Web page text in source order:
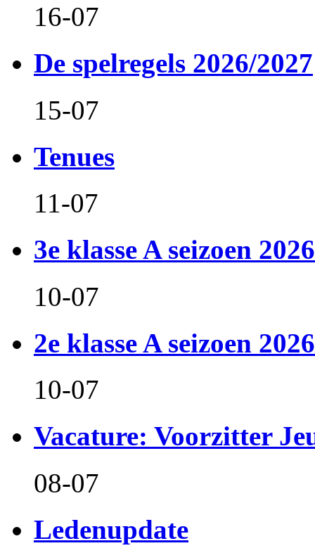
16-07
De spelregels 2026/2027
15-07
Tenues
11-07
3e klasse A seizoen
10-07
2e klasse A seizoen
10-07
Vacature: Voorzitter
08-07
Ledenupdate